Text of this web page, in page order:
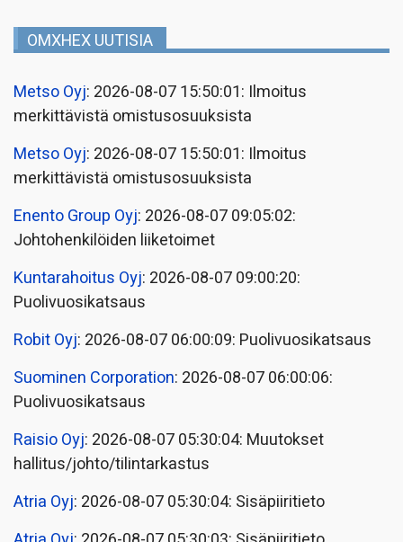
OMXHEX UUTISIA
Metso Oyj: 2026-08-07 15:50:01: Ilmoitus
merkittävistä omistusosuuksista
Metso Oyj: 2026-08-07 15:50:01: Ilmoitus
merkittävistä omistusosuuksista
Enento Group Oyj: 2026-08-07 09:05:02:
Johtohenkilöiden liiketoimet
Kuntarahoitus Oyj: 2026-08-07 09:00:20:
Puolivuosikatsaus
Robit Oyj: 2026-08-07 06:00:09: Puolivuosikatsaus
Suominen Corporation: 2026-08-07 06:00:06:
Puolivuosikatsaus
Raisio Oyj: 2026-08-07 05:30:04: Muutokset
hallitus/johto/tilintarkastus
Atria Oyj: 2026-08-07 05:30:04: Sisäpiiritieto